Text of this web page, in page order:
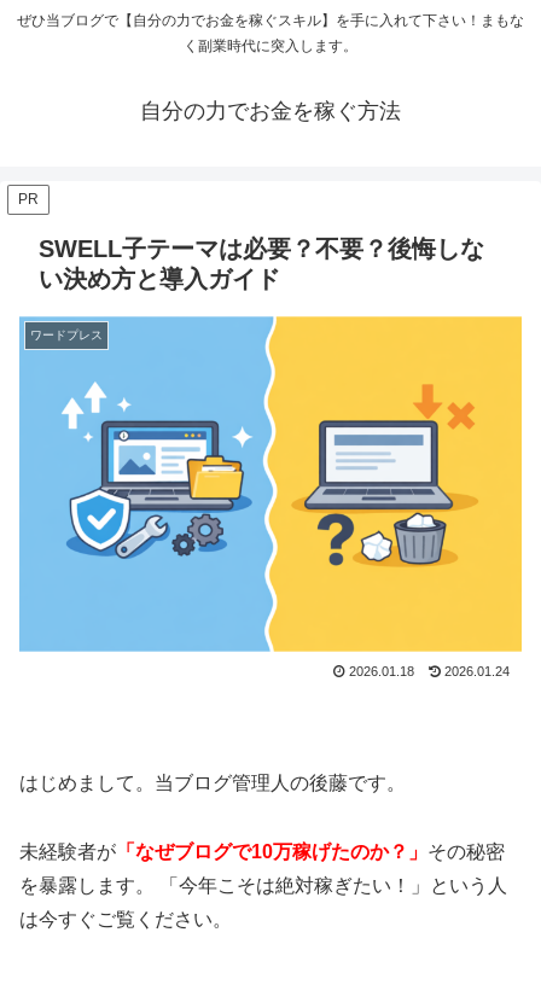
ぜひ当ブログで【自分の力でお金を稼ぐスキル】を手に入れて下さい！まもな
く副業時代に突入します。
自分の力でお金を稼ぐ方法
PR
SWELL子テーマは必要？不要？後悔しな
い決め方と導入ガイド
ワードプレス
2026.01.18 2026.01.24
はじめまして。当ブログ管理人の後藤です。
未経験者が 「なぜブログで10万稼げたのか？」 その秘密
を暴露します。 「今年こそは絶対稼ぎたい！」という人
は今すぐご覧ください。